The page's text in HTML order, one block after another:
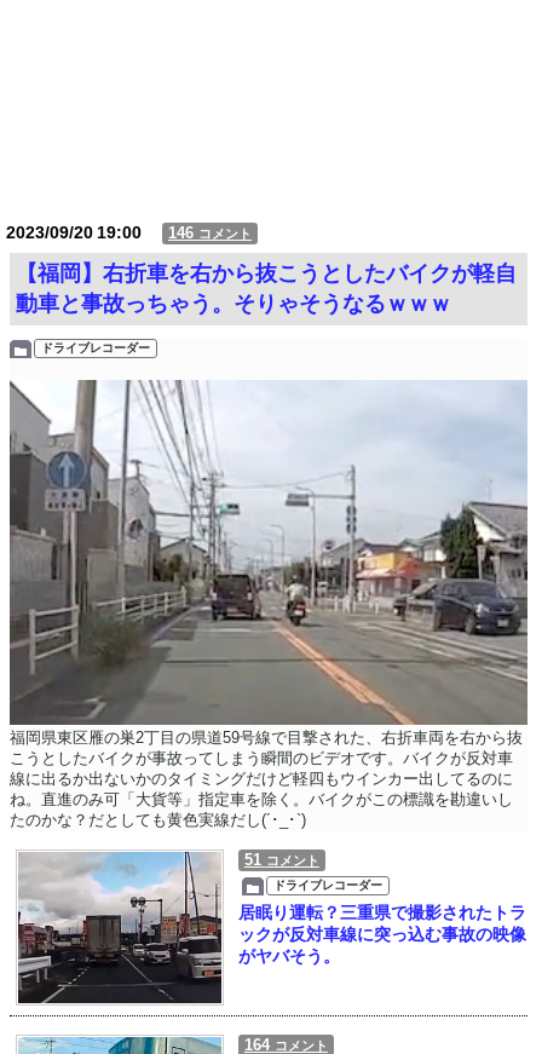
2023/09/2019:00 146 コメント
【福岡】右折車を右から抜こうとしたバイクが軽自
動車と事故っちゃう。そりゃそうなるｗｗｗ
ドライブレコーダー
福岡県東区雁の巣2丁目の県道59号線で目撃された、右折車両を右から抜
こうとしたバイクが事故ってしまう瞬間のビデオです。バイクが反対車
線に出るか出ないかのタイミングだけど軽四もウインカー出してるのに
ね。直進のみ可「大貨等」指定車を除く。バイクがこの標識を勘違いし
たのかな？だとしても黄色実線だし(´･_･`)
51 コメント
ドライブレコーダー
居眠り運転？三重県で撮影されたトラ
ックが反対車線に突っ込む事故の映像
がヤバそう。
164 コメント